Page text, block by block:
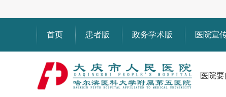
首页 患者版 政务学术版 医院宣
医院要